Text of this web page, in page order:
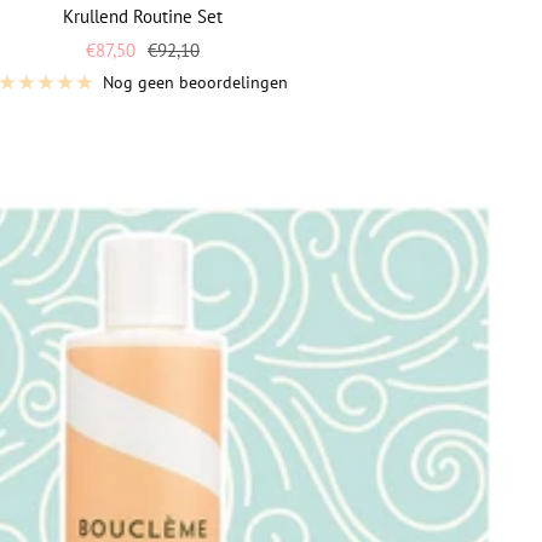
Krullend Routine Set
Vraagprijs
€87,50 Normale
prijs
€92,10
Nog geen beoordelingen